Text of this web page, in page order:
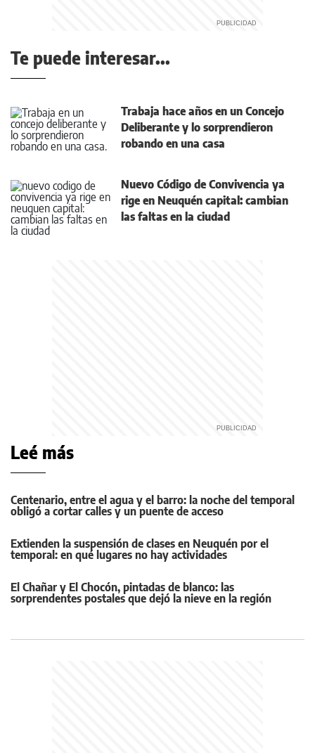
Te puede interesar...
Trabaja hace años en un Concejo
Deliberante y lo sorprendieron
robando en una casa
Nuevo Código de Convivencia ya
rige en Neuquén capital: cambian
las faltas en la ciudad
Leé más
Centenario, entre el agua y el barro: la noche del temporal
obligó a cortar calles y un puente de acceso
Extienden la suspensión de clases en Neuquén por el
temporal: en qué lugares no hay actividades
El Chañar y El Chocón, pintadas de blanco: las
sorprendentes postales que dejó la nieve en la región